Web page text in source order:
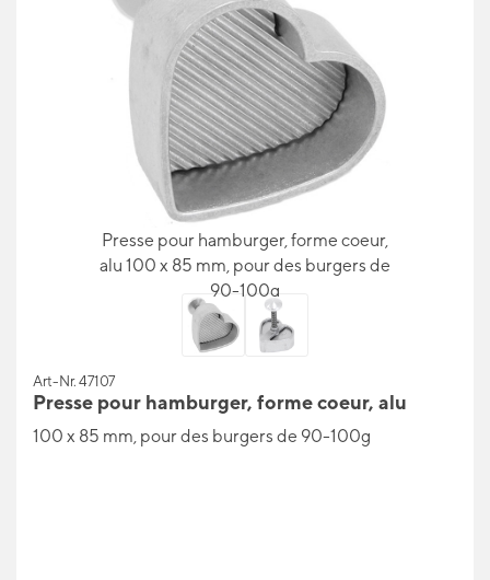
Presse pour hamburger, forme coeur,
alu 100 x 85 mm, pour des burgers de
90-100g
Art-Nr. 47107
Presse pour hamburger, forme coeur, alu
100 x 85 mm, pour des burgers de 90-100g